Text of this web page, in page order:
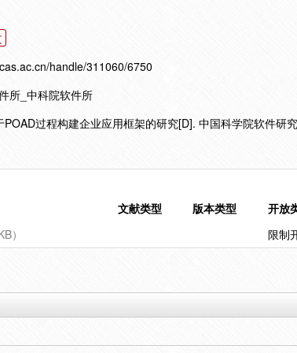
handle/311060/6750
所_中科院软件所
POAD过程构建企业应用框架的研究[D]. 中国科学院软件研
文献类型 版本类型 开放
）
限制